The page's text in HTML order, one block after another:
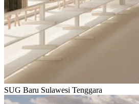
SUG Baru Sulawesi Tenggara